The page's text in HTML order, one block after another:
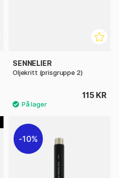
SENNELIER
Oljekritt (prisgruppe 2)
115 KR
10%